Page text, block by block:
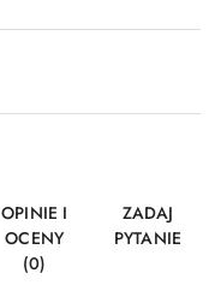
OPINIE I
OCENY
(0)
ZADAJ
PYTANIE